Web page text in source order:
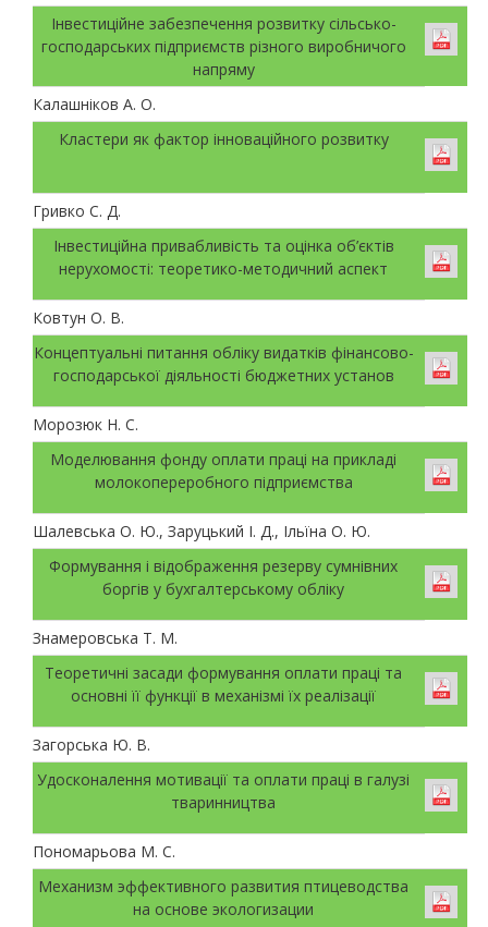
Інвестиційне забезпечення розвитку сільсько-
господарських підприємств різного виробничого
напряму
Калашніков А. О.
Кластери як фактор інноваційного розвитку
Гривко С. Д.
Інвестиційна привабливість та оцінка об’єктів
нерухомості: теоретико-методичний аспект
Ковтун О. В.
Концептуальні питання обліку видатків фінансово-
господарської діяльності бюджетних установ
Морозюк Н. С.
Моделювання фонду оплати праці на прикладі
молокопереробного підприємства
Шалевська О. Ю., Заруцький І. Д., Ільїна О. Ю.
Формування і відображення резерву сумнівних
боргів у бухгалтерському обліку
Знамеровська Т. М.
Теоретичні засади формування оплати праці та
основні її функції в механізмі їх реалізації
Загорська Ю. В.
Удосконалення мотивації та оплати праці в галузі
тваринництва
Пономарьова М. С.
Механизм эффективного развития птицеводства
на основе экологизации